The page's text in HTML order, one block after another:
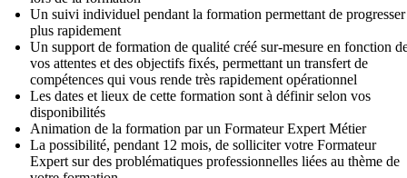
Un suivi individuel pendant la formation permettant de progresser
plus rapidement
Un support de formation de qualité créé sur-mesure en fonction
vos attentes et des objectifs fixés, permettant un transfert de
compétences qui vous rende très rapidement opérationnel
Les dates et lieux de cette formation sont à définir selon vos
disponibilités
Animation de la formation par un Formateur Expert Métier
La possibilité, pendant 12 mois, de solliciter votre Formateur
Expert sur des problématiques professionnelles liées au thème de